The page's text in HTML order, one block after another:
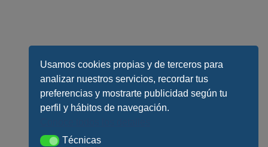
Usamos cookies propias y de terceros para
analizar nuestros servicios, recordar tus
preferencias y mostrarte publicidad según tu
perfil y hábitos de navegación.
TécnicasTécnicas